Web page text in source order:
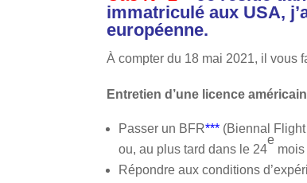
immatriculé aux USA,
européenne.
À compter du 18 mai 2021, il vous
Entretien d’une licence
Passer un BFR*** (Biennal
ou, au plus tard dans le 24
e
Répondre aux conditions